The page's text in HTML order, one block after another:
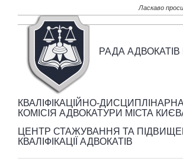
Ласкаво
РАДА АДВОКАТІВ
КВАЛІФІКАЦІЙНО-ДИСЦИПЛІНАРНА
КОМІСІЯ АДВОКАТУРИ МІСТА
ЦЕНТР СТАЖУВАННЯ ТА
КВАЛІФІКАЦІЇ АДВОКАТІВ